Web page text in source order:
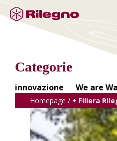
Categorie
innovazione We are
Homepage / + Filiera